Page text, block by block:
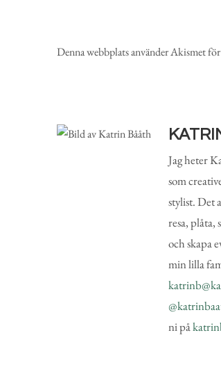
Denna webbplats använder Akismet
Jag heter
som
stylist. Det
resa, plåta,
och skapa
min lilla
ni på